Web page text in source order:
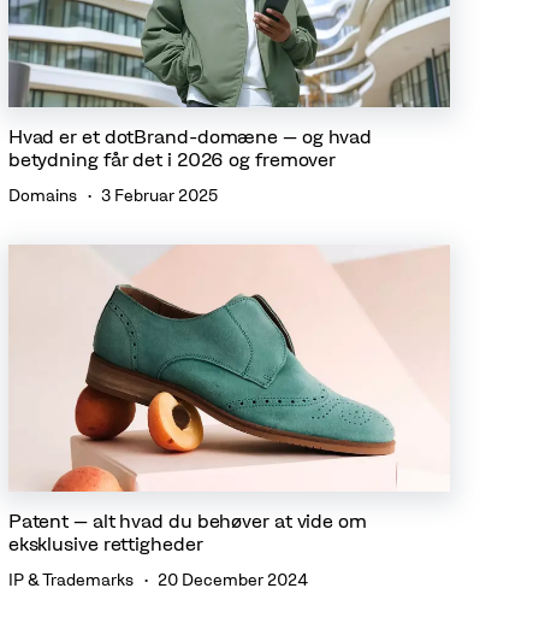
Hvad er et dotBrand-domæne – og hvad
betydning får det i 2026 og fremover
Domains 3 Februar 2025
Patent – alt hvad du behøver at vide om
eksklusive rettigheder
IP & Trademarks 20 December 2024